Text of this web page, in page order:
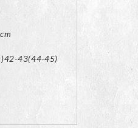
43(44-45)